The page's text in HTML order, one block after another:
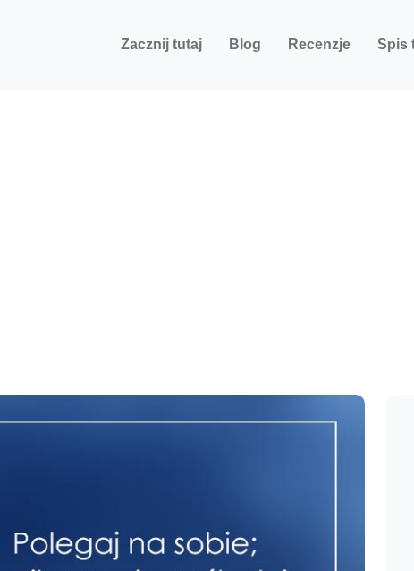
Zacznij tutaj Blog Recenzje Spis